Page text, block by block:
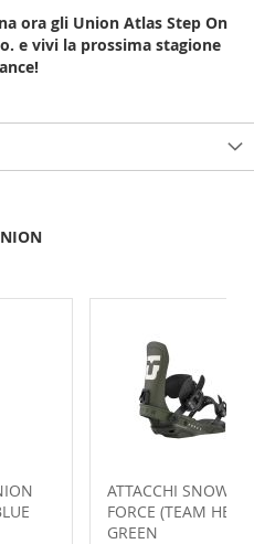
ora gli Union Atlas Step On
e vivi la prossima stagione
ATTACCHI
FORCE (TEAM HB)
GREEN